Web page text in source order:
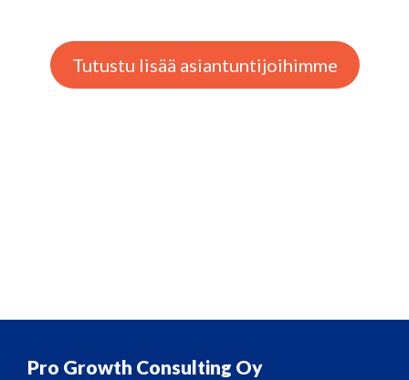
Tutustu lisää asiantuntijoihimme
Pro Growth Consulting Oy